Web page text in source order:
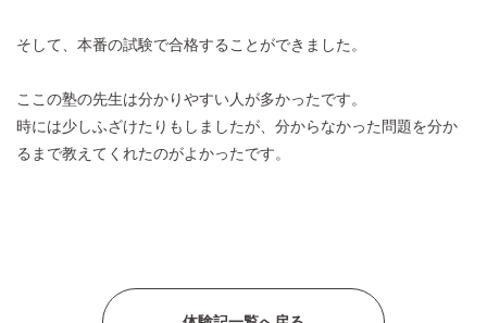
そして、本番の試験で合格することができました。
ここの塾の先生は分かりやすい人が多かったです。
時には少しふざけたりもしましたが、分からなかった問題を分か
るまで教えてくれたのがよかったです。